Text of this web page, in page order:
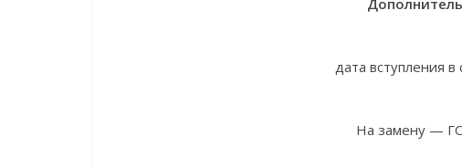
дата вступления
На замену —